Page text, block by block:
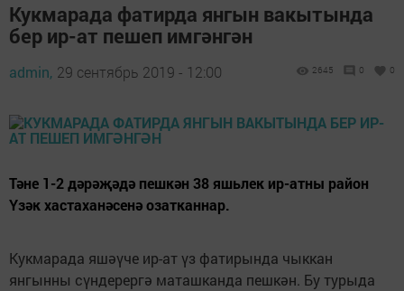
Кукмарада фатирда янгын вакытында
бер ир-ат пешеп имгәнгән
admin, 29 сентябрь 2019 - 12:00 2645 0 0
Тәне 1-2 дәрәҗәдә пешкән 38 яшьлек ир-атны район
Үзәк хастаханәсенә озатканнар.
Кукмарада яшәүче ир-ат үз фатирында чыккан
янгынны сүндерергә маташканда пешкән. Бу турыда